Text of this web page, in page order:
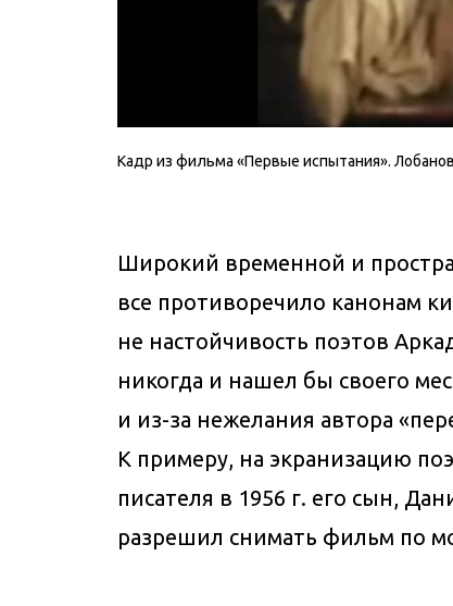
Кадр из фильма «Первые испытания».
Широкий временной и
все противоречило канонам
не настойчивость поэтов
никогда и нашел бы своего
и из-за нежелания автора
К примеру, на экранизацию
писателя в 1956 г. его сын,
разрешил снимать фильм по